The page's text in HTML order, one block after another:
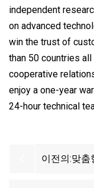
independent
on advanced
win the trust of
than 50 countries
cooperative
enjoy a one-year
24-hour technical
이전의:맞춤